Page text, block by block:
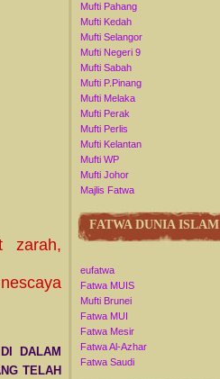
zarah,
DALAM
TELAH
Mufti Pahang
Mufti Kedah
Mufti Selangor
Mufti Negeri 9
Mufti Sabah
Mufti P.Pinang
Mufti Melaka
Mufti Perak
Mufti Perlis
Mufti Kelantan
Mufti WP
Mufti Johor
Majlis Fatwa
FATWA DUNIA ISLAM
eufatwa
Fatwa MUIS
Mufti Brunei
Fatwa MUI
Fatwa Mesir
Fatwa Al-Azhar
Fatwa Saudi